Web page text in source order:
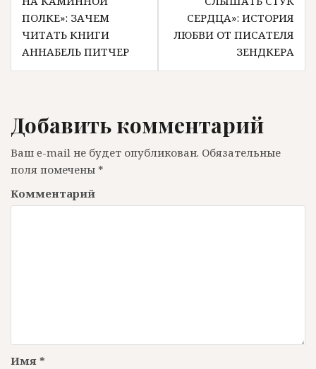
а
в
и
г
а
п
ПОЛКЕ»: ЗАЧЕМ
ЧИТАТЬ КНИГИ
АННАБЕЛЬ ПИТЧЕР
СЕРДЦА»: ИСТОРИЯ
ЛЮБВИ ОТ ПИСАТЕЛЯ
ЗЕНДКЕРА
Добавить комментарий
Ваш e-mail не будет опубликован. Обязательные
поля помечены *
Комментарий
Имя *